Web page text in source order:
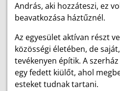
András, aki hozzáteszi, ez
beavatkozása háztűznél.
Az egyesület aktívan részt
közösségi életében, de
tevékenyen építik. A
egy fedett kiülőt, ahol
esteket tudnak tartani.